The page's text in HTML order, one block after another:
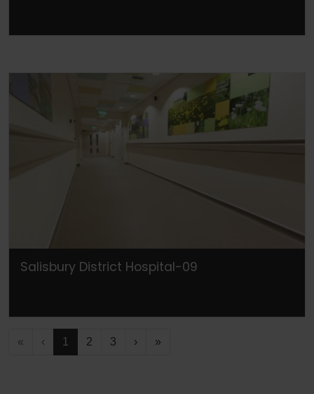
Salisbury District Hospital-09
« ‹ 1 2 3 › »